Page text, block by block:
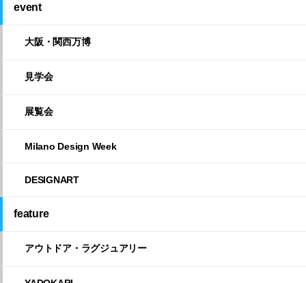
event
大阪・関西万博
見学会
展覧会
Milano Design Week
DESIGNART
feature
アウトドア・ラグジュアリー